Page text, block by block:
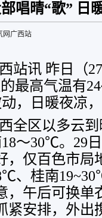
唱晴“歌” 日
网广西站
站讯 昨日（
最高气温有
，
日暖夜凉，
全区以多云
～30℃。29
，仅百色市局
、桂南
，午后可换单
紧安排，外出